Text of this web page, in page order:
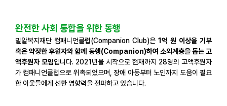
완전한 사회 통합을 위한 동행
밀알복지재단 컴패니언클럽(Companion Club)은 1억 원 이상을 기부
혹은 약정한 후원자와 함께 동행(Companion)하여 소외계층을 돕는 고
액후원자 모임입니다. 2021년을 시작으로 현재까지 28명의 고액후원자
가 컴패니언클럽으로 위촉되었으며, 장애 아동부터 노인까지 도움이 필요
한 이웃들에게 선한 영향력을 전파하고 있습니다.